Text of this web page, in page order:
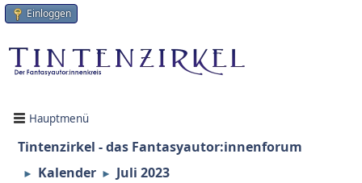
Einloggen
Hauptmenü
Tintenzirkel - das Fantasyautor:innenforum
► Kalender ► Juli 2023